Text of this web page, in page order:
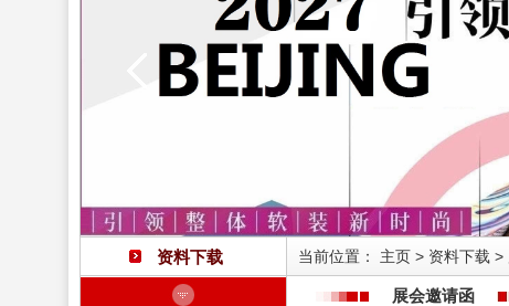
资料下载 当前位置： 主页 > 资料下载 >
展会邀请函